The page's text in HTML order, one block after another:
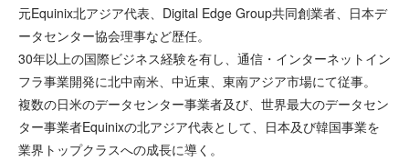
元Equinix北アジア代表、Digital Edge Group共同創業者、日本デ
ータセンター協会理事など歴任。
30年以上の国際ビジネス経験を有し、通信・インターネットイン
フラ事業開発に北中南米、中近東、東南アジア市場にて従事。
複数の日米のデータセンター事業者及び、世界最大のデータセン
ター事業者Equinixの北アジア代表として、日本及び韓国事業を
業界トップクラスへの成長に導く。